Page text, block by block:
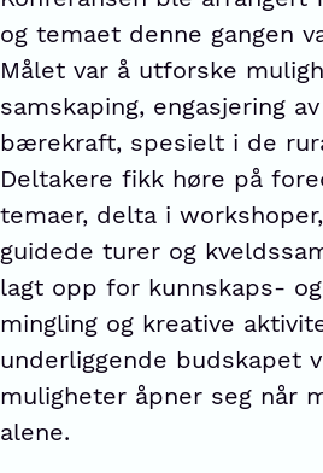
og temaet denne gangen
Målet var å utforske
samskaping, engasjering
bærekraft, spesielt i de
Deltakere fikk høre på
temaer, delta i
guidede turer og
lagt opp for kunnskaps-
mingling og kreative
underliggende budskapet
muligheter åpner seg når
alene.